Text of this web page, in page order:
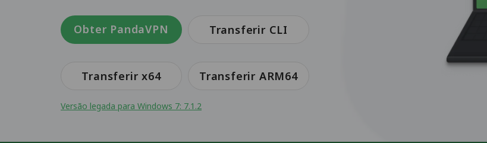
Obter PandaVPN Transferir CLI
Transferir x64 Transferir ARM64
Versão legada para Windows 7: 7.1.2